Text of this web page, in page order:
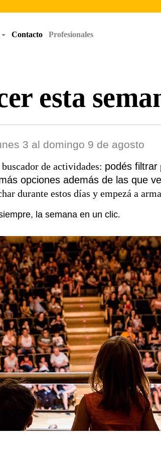
Contacto Profesionales
esta
3 al domingo 9 de agosto
de actividades: podés filtrar
opciones además de las que
durante estos días y empezá a
la semana en un clic.